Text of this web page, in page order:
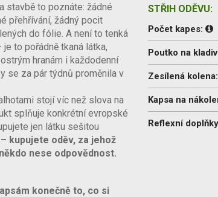
stavbě to poznáte: žádné
přehřívání, žádný pocit
do fólie. A není to tenká
to pořádně tkaná látka,
hranám i každodenní
se za pár týdnů proměnila v
stojí víc než slova na
splňuje konkrétní evropské
jen látku sešitou
kupujete oděv, za jehož
nese odpovědnost.
konečně to, co si
STŘIH ODĚVU:
Počet kapes:
Poutko na
Zesílená
Kapsa na
Reflexní